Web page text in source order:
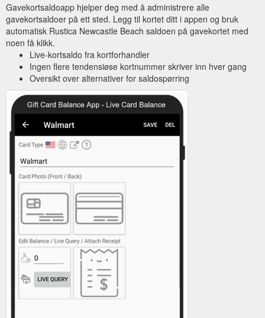
Gavekortsaldoapp hjelper deg med å administrere alle
gavekortsaldoer på ett sted. Legg til kortet ditt i appen og bruk
automatisk Rustica Newcastle Beach saldoen på gavekortet med
noen få klikk.
Live-kortsaldo fra kortforhandler
Ingen flere tendensiøse kortnummer skriver inn hver gang
Oversikt over alternativer for saldospørring